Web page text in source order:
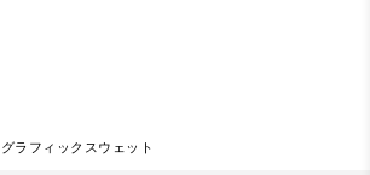
グラフィックスウェット